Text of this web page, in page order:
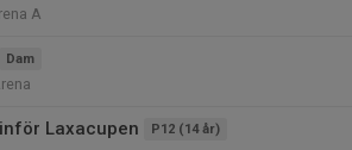
A
Dam
Laxacupen P12 (14 år)